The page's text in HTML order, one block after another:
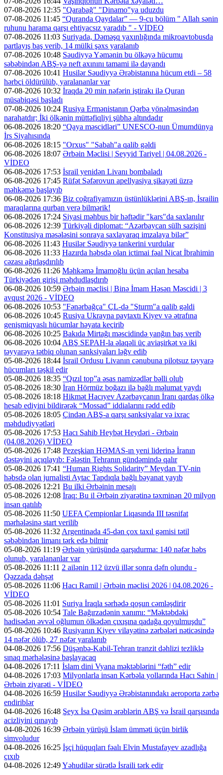
07-08-2026 12:35 "Qarabağ" "Dinamo"ya uduzdu
07-08-2026 11:45 “Quranda Qaydalar” — 9-cu bölüm " Allah sənin
ruhunu harama qarşı ehtiyacsız yaradıb " - VİDEO
07-08-2026 11:03 Suriyada, Dəməşq yaxınlığında mikroavtobusda
partlayış baş verib, 14 mülki şəxs yaralanıb
07-08-2026 10:48 Səudiyyə Yəmənin bu ölkəyə hücumu
səbəbindən ABŞ-yə neft axınını tamami ilə dayandı
07-08-2026 10:41 Husilər Səudiyyə Ərəbistanına hücum etdi – 58
hərbçi öldürülüb, yaralananlar var
07-08-2026 10:32 İraqda 20 min nəfərin iştirakı ilə Quran
müsabiqəsi başladı
07-08-2026 10:24 Rusiya Ermənistanın Qərbə yönəlməsindən
narahatdır; İki ölkənin müttəfiqliyi şübhə altındadır
06-08-2026 18:20 “Qaya məscidləri” UNESCO-nun Ümumdünya
İrs Siyahısında
06-08-2026 18:15 "Orxus" "Sabah"a qalib gəldi
06-08-2026 18:07 Ərbəin Məclisi | Seyyid Tariyel | 04.08.2026 -
VİDEO
06-08-2026 17:53 İsrail yenidən Livanı bombaladı
06-08-2026 17:45 Rüfət Səfərovun apellyasiya şikayəti üzrə
məhkəmə başlayıb
06-08-2026 17:36 Biz coğrafiyamızın üstünlüklərini ABŞ-ın, İsrailin
maraqlarına qurban verə bilmərik!
06-08-2026 17:24 Siyasi məhbus bir həftədir "kars"da saxlanılır
06-08-2026 12:39 Türkiyəli diplomat: “Azərbaycan sülh sazişini
Konstitusiya məsələsini sonraya saxlayaraq imzalaya bilər”
06-08-2026 11:43 Husilər Səudiyyə tankerini vurdular
06-08-2026 11:33 Hazırda həbsdə olan ictimai fəal Nicat İbrahimin
cəzası ağırlaşdırılıb
06-08-2026 11:26 Məhkəmə İmamoğlu üçün açılan hesaba
Türkiyədən girişi məhdudlaşdırıb
06-08-2026 10:59 Ərbəin məclisi | Binə İmam Həsən Məscidi | 3
avqust 2026 - VİDEO
06-08-2026 10:53 "Fənərbağça" ÇL-də "Şturm"a qalib gəldi
06-08-2026 10:45 Rusiya Ukrayna paytaxtı Kiyev və ətrafına
genişmiqyaslı hücumlar həyata keçirib
06-08-2026 10:25 Bakıda Mirtağı məscidində yanğın baş verib
06-08-2026 10:04 ABŞ SEPAH-la əlaqəli üç aviaşirkət və iki
təyyarəyə tətbiq olunan sanksiyaları ləğv edib
05-08-2026 18:44 İsrail Ordusu Livanın cənubuna pilotsuz təyyarə
hücumları təşkil edir
05-08-2026 18:35 “Qızıl top”a əsas namizədlər bəlli olub
05-08-2026 18:30 İran Hörmüz boğazı ilə bağlı məlumat yaydı
05-08-2026 18:18 Hikmət Hacıyev Azərbaycanın İranı qardaş ölkə
hesab ediyini bildirərək “Mossad” iddialarını rədd edib
05-08-2026 18:05 Çindən ABŞ-a qarşı sanksiyalar və ixrac
məhdudiyyətləri
05-08-2026 17:53 Hacı Sahib Heybət Heydəri - Ərbəin
(04.08.2026) VİDEO
05-08-2026 17:48 Pezeşkian HƏMAS-ın yeni liderinə İranın
dəstəyini açıqlayıb: Fələstin Tehranın gündəmində qalır
05-08-2026 17:41 “Human Rights Solidarity” Meydan TV-nin
həbsdə olan jurnalisti Aytac Tapdıqla bağlı bəyanat yayıb
05-08-2026 12:21 Bu ilki Ərbəinin mesajı
05-08-2026 12:08 İraq: Bu il Ərbəin ziyarətinə təxminən 20 milyon
insan qatılıb
05-08-2026 11:50 UEFA Çempionlar Liqasında III təsnifat
mərhələsinə start verilib
05-08-2026 11:32 Argentinada 45-dən çox taxıl gəmisi tətil
səbəbindən limanı tərk edə bilmir
05-08-2026 11:19 Ərbəin yürüşündə qarşıdurma: 140 nəfər həbs
olunub, yaralananlar var
05-08-2026 11:11 2 ailənin 112 üzvü illər sonra dəfn olundu -
Qəzzada dəhşət
05-08-2026 11:06 Hacı Ramil | Ərbəin məclisi 2026 | 04.08.2026 -
VİDEO
05-08-2026 11:01 Suriya İraqla sərhədə qoşun cəmləşdirir
05-08-2026 10:54 Tale Bağırzadənin xanımı: “Məktəbdəki
hadisədən əvvəl oğlumun ölkədən çıxışına qadağa qoyulmuşdu”
05-08-2026 10:46 Rusiyanın Kiyev vilayətinə zərbələri nəticəsində
14 nəfər ölüb, 27 nəfər yaralanıb
04-08-2026 17:56 Düşənbə-Kabil-Tehran tranzit dəhlizi tezliklə
sınaq mərhələsinə başlayacaq
04-08-2026 17:11 İslam dini Vyana məktəblərini “fəth” edir
04-08-2026 17:03 Milyonlarla insan Kərbəla yollarında Hacı Sahin |
Ərbəin ziyarəti - VİDEO
04-08-2026 16:59 Husilər Səudiyyə Ərəbistanındakı aeroporta zərbə
endiriblər
04-08-2026 16:48 Şeyx İsa Qasim ərəblərin ABŞ və İsrail qarşısında
acizliyini qınayıb
04-08-2026 16:39 Ərbəin yürüşü İslam ümməti üçün birlik
simvoludur
04-08-2026 16:25 İşçi hüquqları fəalı Elvin Mustafayev azadlığa
çıxıb
04-08-2026 12:49Yəhudilər sürətlə İsraili tərk edir